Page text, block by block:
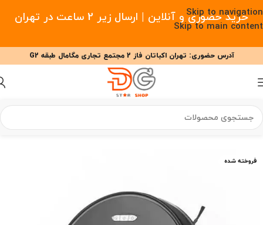
Skip to navigation
Skip to main content
خرید حضوری و آنلاین | ارسال زیر 2 ساعت در تهران
09377477910 - 09127708341 علیزاده
آدرس حضوری: تهران اکباتان فاز 2 مجتمع تجاری مگامال طبقه G2
خانه/خانه هوشمند/جارو رباتیک/جارو رباتیک روبوراک
فروخته شده